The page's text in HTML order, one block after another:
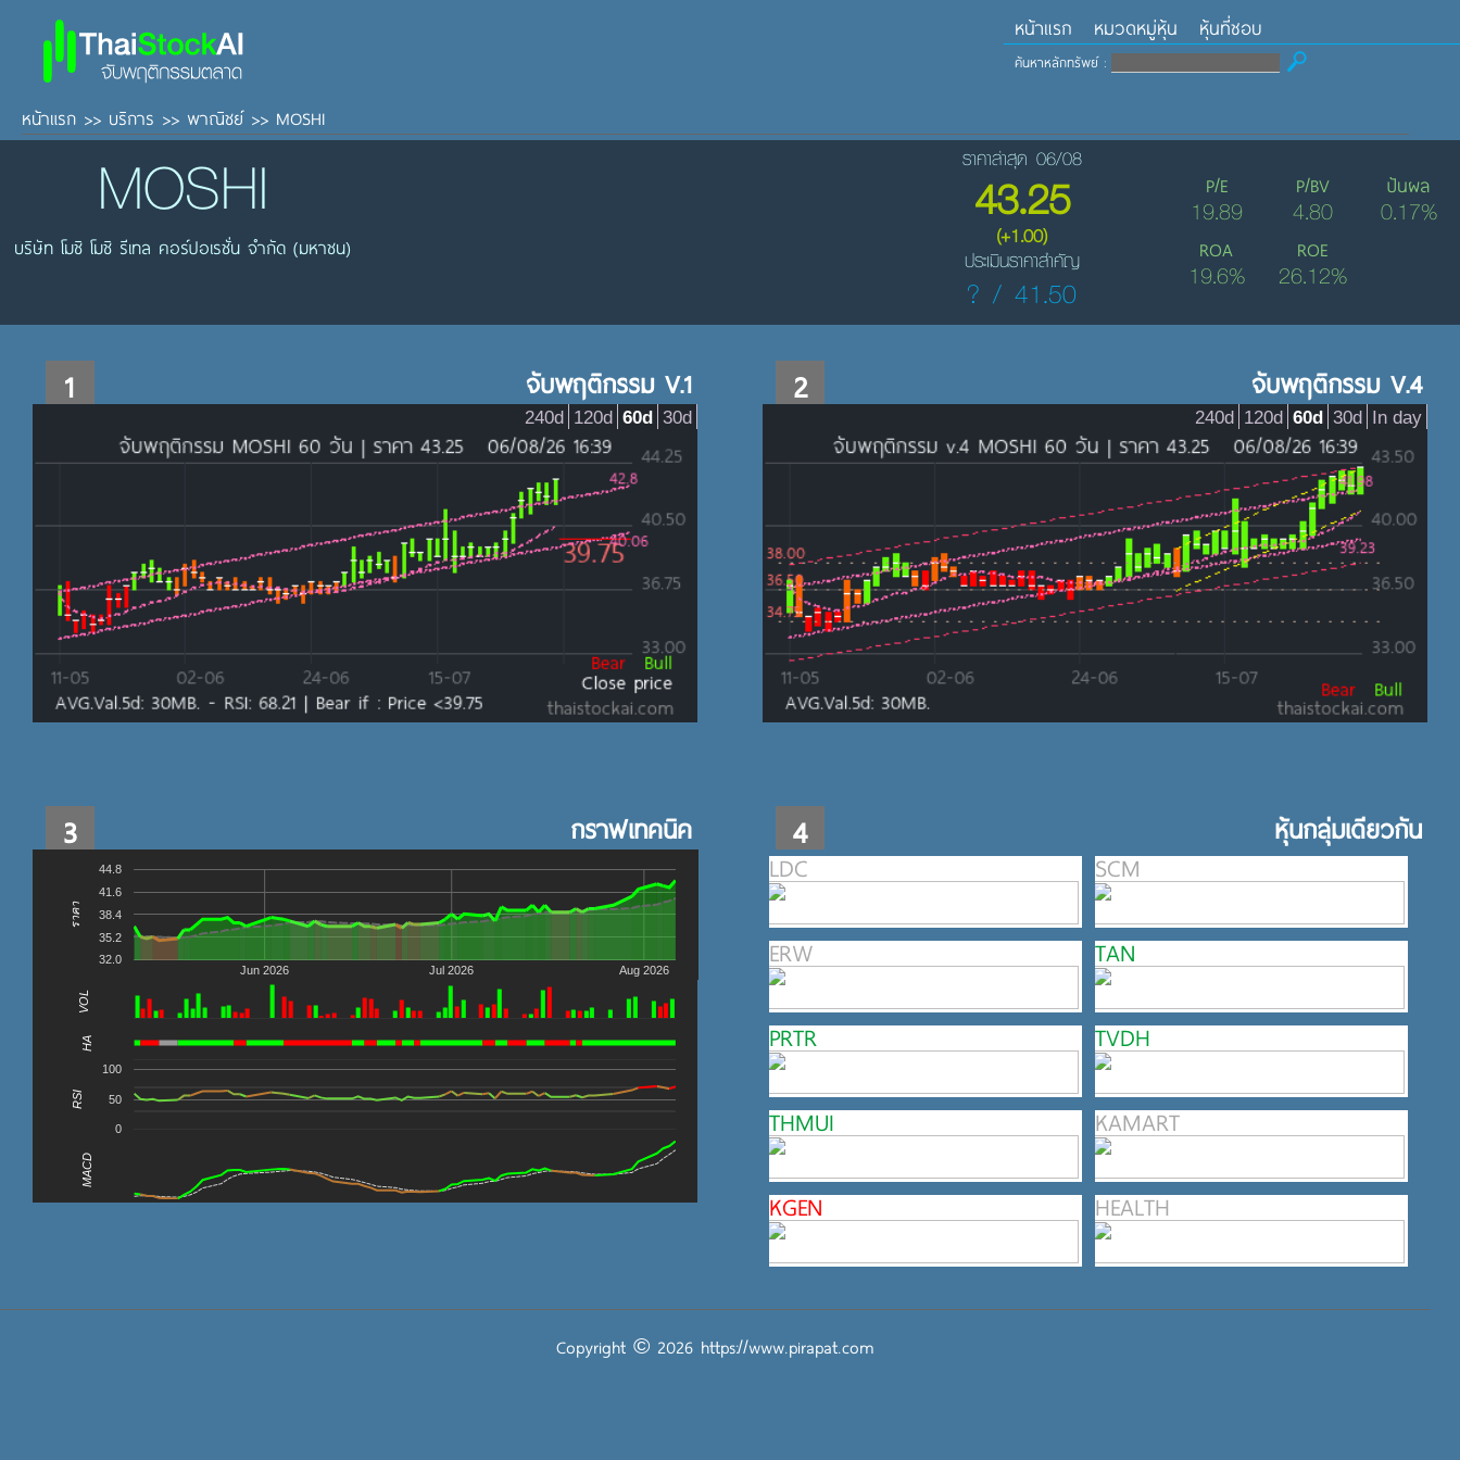
หน้าแรก หมวดหมู่หุ้น หุ้นที่ชอบ
ค้นหาหลักทรัพย์ :
หน้าแรก >> บริการ >> พาณิชย์>> MOSHI
MOSHI
บริษัท โมชิ โมชิ รีเทล คอร์ปอเรชั่น จำกัด (มหาชน)
ราคาล่าสุด 06/08
43.25
(+1.00)
ประเมินราคาสำคัญ
? / 41.50
P/E
19.89
P/BV
4.80
ปันผล
0.17%
ROA
19.6%
ROE
26.12%
1 จับพฤติกรรม V.1
30d
60d
120d
240d
2 จับพฤติกรรม V.4
In day
30d
60d
120d
240d
3 กราฟเทคนิค
Jun 2026 Jul 2026 Aug 2026
32.0
35.2
38.4
41.6
44.8
ราคา
VOL
HA
0
50
100
RSI
MACD
4 หุ้นกลุ่มเดียวกัน
LDC SCM
ERW TAN
PRTR TVDH
THMUI KAMART
KGEN HEALTH
Copyright © 2026 https://www.pirapat.com